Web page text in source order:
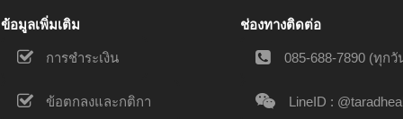
ข้อมูลเพิ่มเติม
การชำระเงิน
ข้อตกลงและกติกา
ช่องทางติดต่อ
085-688-7890 (ทุกวั
LineID :